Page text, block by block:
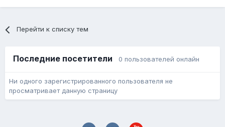
Перейти к списку тем
Последние посетители 0 пользователей онлайн
Ни одного зарегистрированного пользователя не
просматривает данную страницу